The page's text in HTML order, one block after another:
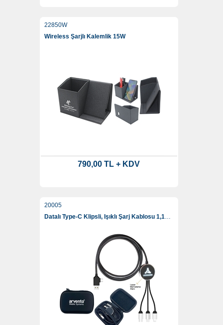
22850W
Wireless Şarjlı Kalemlik 15W
790,00 TL + KDV
20005
Datalı Type-C Klipsli, Işıklı Şarj Kablosu 1,15 Cm